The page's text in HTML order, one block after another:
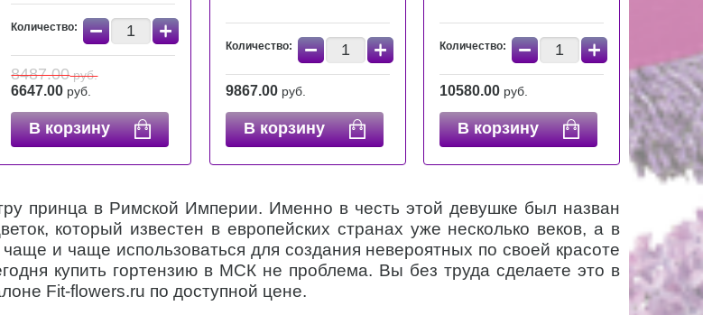
Количество: − +
8487.00руб.
6647.00 руб.
В корзину
Количество: − +
9867.00 руб.
В корзину
Количество: − +
10580.00 руб.
В корзину
принца в Римской Империи. Именно в честь этой девушке был назван
который известен в европейских странах уже несколько веков, а в
и чаще использоваться для создания невероятных по своей красоте
купить гортензию в МСК не проблема. Вы без труда сделаете это в
Fit-flowers.ru по доступной цене.